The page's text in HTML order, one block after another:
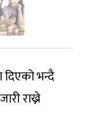
भन्दै
राख्ने